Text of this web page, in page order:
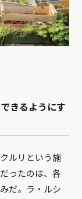
きるようにす
ルリという施
ったのは、各
だ。ラ・ルシ